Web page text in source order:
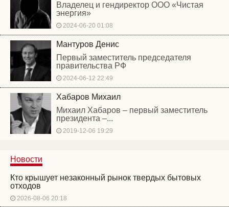
Владелец и гендиректор ООО «Чистая
энергия»
2024-06-20 01:08
Мантуров Денис
Первый заместитель председателя
правительства РФ
2024-06-12 22:49
Хабаров Михаил
Михаил Хабаров – первый заместитель
президента –...
2019-12-06 19:29
Новости
Кто крышует незаконный рынок твердых бытовых
отходов
2026-08-06 20:18